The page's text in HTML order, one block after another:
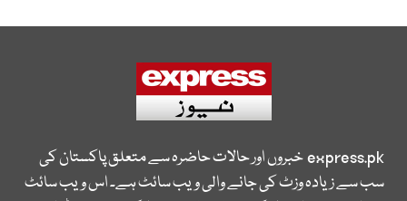
express.pkخبروں اور حالات حاضرہ سے متعلق پاکستان کی
سب سے زیادہ وزٹ کی جانے والی ویب سائٹ ہے۔ اس ویب سائٹ